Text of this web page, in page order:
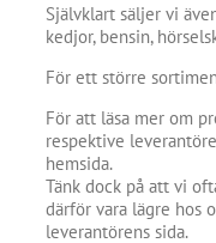
Självklart säljer vi
kedjor, bensin,
För ett större
För att läsa mer om
respektive
hemsida.
Tänk dock på att vi
därför vara lägre hos
leverantörens sida.